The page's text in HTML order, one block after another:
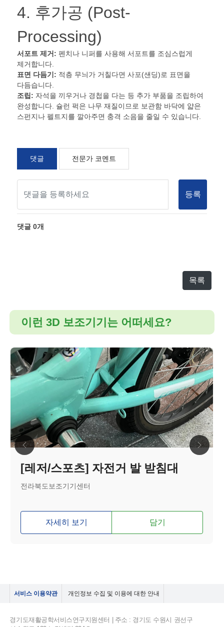
4. 후가공 (Post-
Processing)
서포트 제거: 펜치나 니퍼를 사용해 서포트를 조심스럽게
제거합니다.
표면 다듬기: 적층 무늬가 거칠다면 사포(샌딩)로 표면을
다듬습니다.
조립: 자석을 끼우거나 경첩을 다는 등 추가 부품을 조립하여
완성합니다. 슐런 퍽은 나무 재질이므로 보관함 바닥에 얇은
스펀지나 펠트지를 깔아주면 충격 소음을 줄일 수 있습니다.
댓글 전문가 코멘트
등록
댓글0개
목록
이런 3D 보조기기는 어떠세요?
[레저/스포츠] 자전거 발 받침대
전라북도보조기기센터
자세히 보기 담기
서비스 이용약관 개인정보 수집 및 이용에 대한 안내
경기도재활공학서비스연구지원센터 | 주소 : 경기도 수원시 권선구